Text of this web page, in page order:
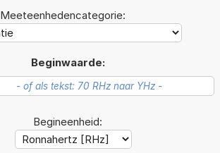
Meeteenhedencategorie:
Beginwaarde:
Begineenheid: